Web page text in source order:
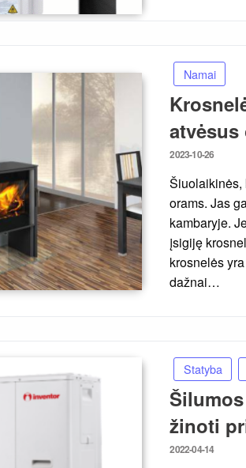
Namai
atvėsus
Posted
2023-10-26
Šiuolaikinės,
orams. Jas
kambaryje.
įsigiję
krosnelės
dažnai…
Statyba
žinoti
Posted
2022-04-14